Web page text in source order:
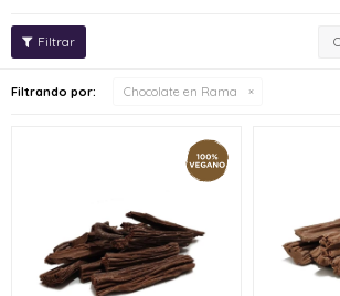
Filtrando por: Chocolate en Rama